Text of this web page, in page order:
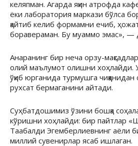
келяпман. Агарда яқин атрофда
ёки лаборатория маркази бўлса
қайтиб келиб формамни ечиб,
боравераман. Бу муаммо эмас», —
Анаранинг бир неча орзу-
олий маълумот олишни хоҳлайди.
ўқиб юрганида турмушга чиққанидан
рухсат бермаганини айтади.
Суҳбатдошимиз ўзини бошқа
кўришни хоҳлайди: бир пайтлар
Таабалди Эгемберлиевнинг аёли
миллий сувенирлар ясаб ишлаган.